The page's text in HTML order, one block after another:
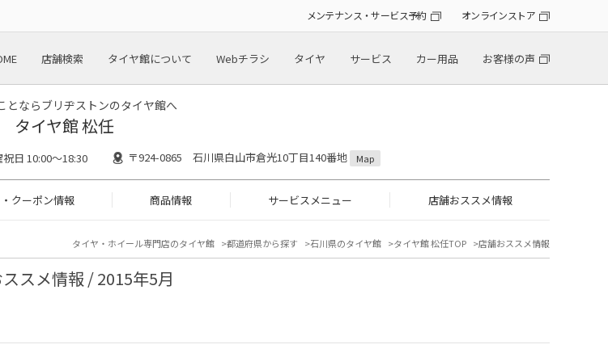
メンテナンス・サービス予約 オンラインストア
店舗検索 タイヤ館について Webチラシ タイヤ サービス カー用品 お客様の声
とならブリヂストンのタイヤ館へ
タイヤ館 松任
日 10:00～18:30 〒924-0865 石川県白山市倉光10丁目140番地 Map
クーポン情報 商品情報 サービスメニュー 店舗おススメ情報
タイヤ・ホイール専門店のタイヤ館 都道府県から探す 石川県のタイヤ館 タイヤ館 松任TOP 店舗おススメ情報
スメ情報 / 2015年5月